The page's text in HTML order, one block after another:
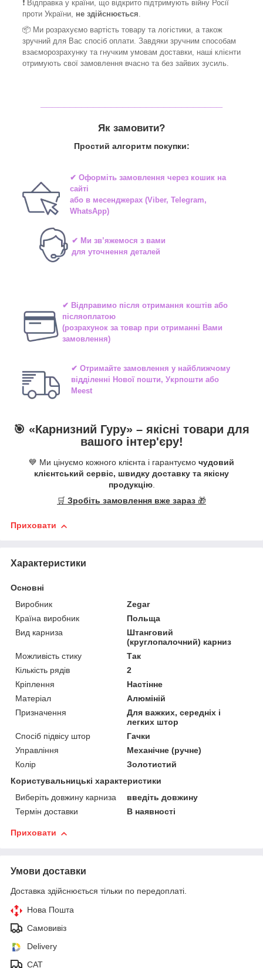
❗ Відправка у країни, що відкрито підтримують війну Росії
проти України, не здійснюється
📦 Ми розрахуємо вартість товару та логістики, а також
зручний для Вас спосіб оплати. Завдяки зручним способам
взаєморозрахунку та гнучким умовам доставки, наші клієнти
отримують свої замовлення вчасно та без зайвих зусиль.
Як замовити?
Простий алгоритм покупки:
✔ Оформіть замовлення через кошик на
сайті
або в месенджерах(Viber, Telegram,
WhatsApp)
✔ Ми зв’яжемося з вами
для уточнення деталей
✔ Відправимо після отримання коштів або
післяоплатою
(розрахунок за товар при отриманні Вами
замовлення)
✔ Отримайте замовлення у найближчому
відділенні Нової пошти, Укрпошти або
Meest
🎯 «Карнизний Гуру» – якісні товари для
вашого інтер'єру!
💙 Ми цінуємо кожного клієнта і гарантуємо чудовий
клієнтський сервіс, швидку доставку та якісну
продукцію.
🛒 Зробіть замовлення вже зараз 🎁
Приховати
Характеристики
Основні
Виробник
Zegar
Країна виробник
Польща
Вид карниза
Штанговий
(круглопалочний) карниз
Можливість стику
Так
Кількість рядів
2
Кріплення
Настінне
Матеріал
Алюміній
Призначення
Для важких, середніх і
легких штор
Спосіб підвісу штор
Гачки
Управління
Механічне (ручне)
Колір
Золотистий
Користувальницькі характеристики
Виберіть довжину карниза
введіть довжину
Термін доставки
В наявності
Приховати
Умови доставки
Доставка здійснюється тільки по передоплаті.
Нова Пошта
Самовивіз
Delivery
САТ